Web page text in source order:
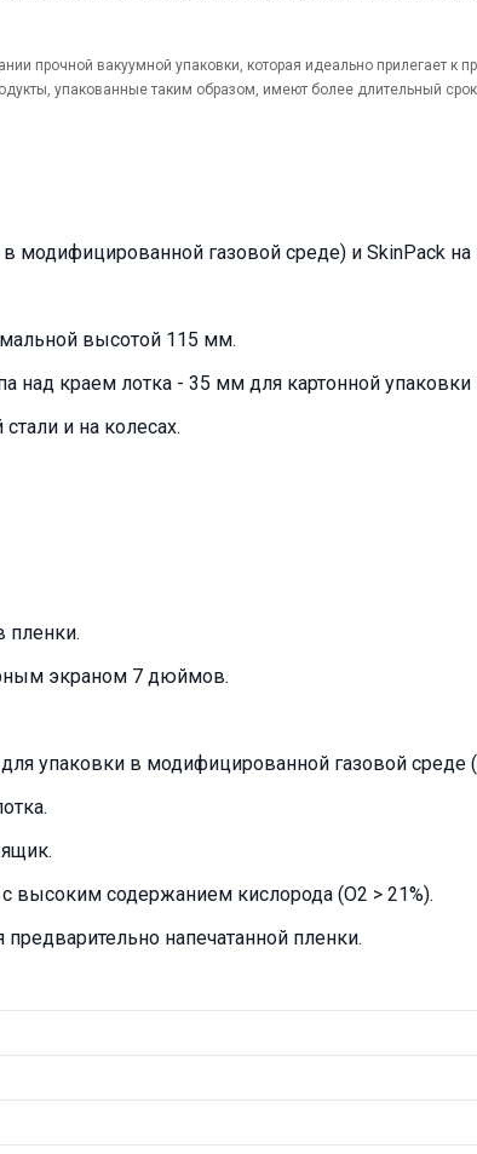
прочной вакуумной упаковки, которая идеально прилегает к
упакованные таким образом, имеют более длительный
модифицированной газовой среде) и SkinPack на
высотой 115 мм.
над краем лотка - 35 мм для картонной
и на колесах.
пленки.
экраном 7 дюймов.
упаковки в модифицированной газовой среде
высоким содержанием кислорода (O2 > 21%).
напечатанной пленки.